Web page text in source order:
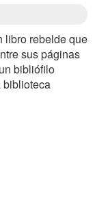
libro rebelde que
sus páginas
bibliófilo
biblioteca